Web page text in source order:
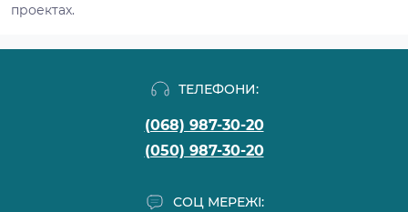
проектах.
ТЕЛЕФОНИ:
(068) 987-30-20
(050) 987-30-20
СОЦ МЕРЕЖІ: